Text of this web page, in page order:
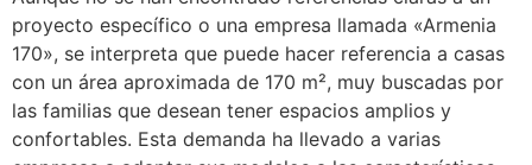
proyecto específico o una empresa llamada «Armenia
170», se interpreta que puede hacer referencia a casas
con un área aproximada de 170 m², muy buscadas por
las familias que desean tener espacios amplios y
confortables. Esta demanda ha llevado a varias